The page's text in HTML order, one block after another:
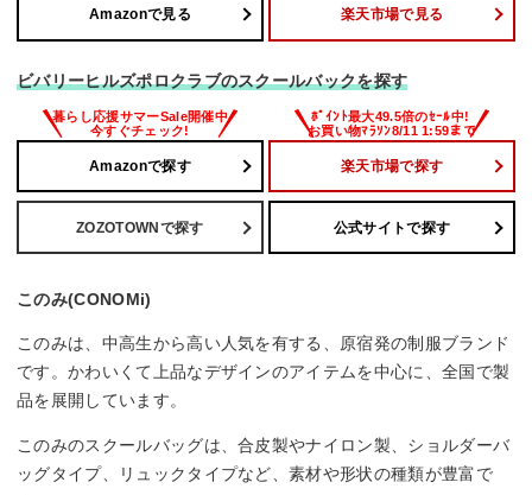
Amazonで見る 楽天市場で見る
ビバリーヒルズポロクラブのスクールバックを探す
Amazonで探す 楽天市場で探す
ZOZOTOWNで探す 公式サイトで探す
このみ(CONOMi)
このみは、中高生から高い人気を有する、原宿発の制服ブランド
です。かわいくて上品なデザインのアイテムを中心に、全国で製
品を展開しています。
このみのスクールバッグは、合皮製やナイロン製、ショルダーバ
ッグタイプ、リュックタイプなど、素材や形状の種類が豊富で